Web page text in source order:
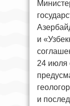
и
24 июля
и